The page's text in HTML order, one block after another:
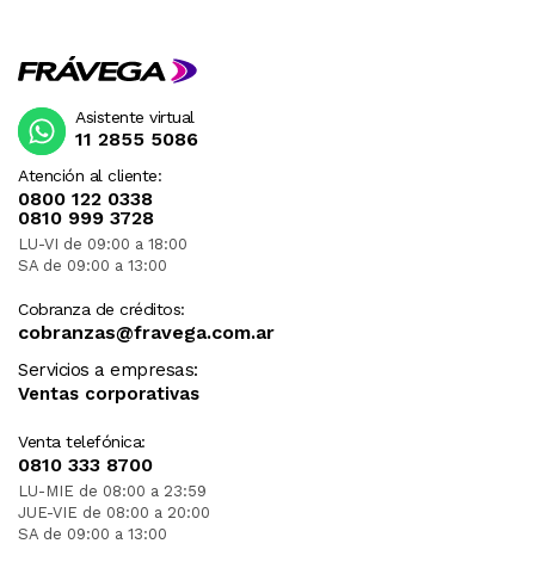
Atención al cliente:
0800 122 0338
0810 999 3728
LU-VI de 09:00 a 18:00
SA de 09:00 a 13:00
Cobranza de créditos:
cobranzas@fravega.com.ar
Servicios a empresas:
Ventas corporativas
Venta telefónica:
0810 333 8700
LU-MIE de 08:00 a 23:59
JUE-VIE de 08:00 a 20:00
SA de 09:00 a 13:00
Asistente virtual
11 2855 5086